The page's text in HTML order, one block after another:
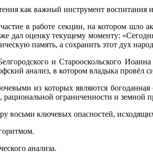
как важный инструмент воспитания
в работе секции, на котором шло
дал оценку текущему моменту:
память, а сохранить этот дух
и Старооскольского
анализ, в котором владыка провёл
из которых являются богоданная
рациональной ограниченности и
восьми ключевых опасностей,
анализа.